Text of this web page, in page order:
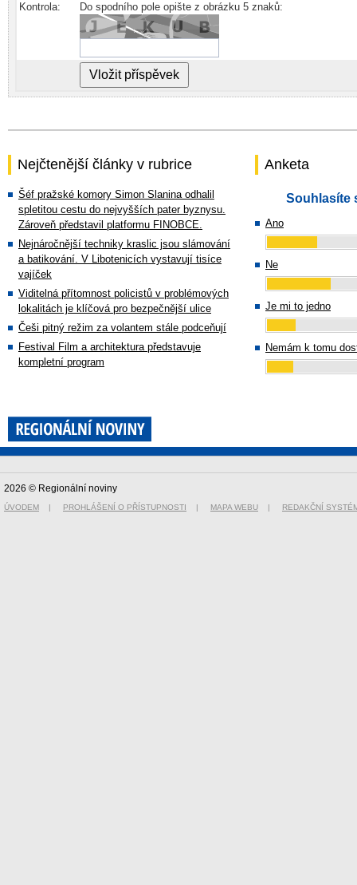
Kontrola: Do spodního pole opište z obrázku 5 znaků:
Nejčtenější články v rubrice
Šéf pražské komory Simon Slanina odhalil
spletitou cestu do nejvyšších pater byznysu.
Zároveň představil platformu FINOBCE.
Nejnáročnější techniky kraslic jsou slámování
a batikování. V Libotenicích vystavují tisíce
vajíček
Viditelná přítomnost policistů v problémových
lokalitách je klíčová pro bezpečnější ulice
Češi pitný režim za volantem stále podceňují
Festival Film a architektura představuje
kompletní program
Anketa
Souhlasíte
Ano
Ne
Je mi to jedno
Nemám k tomu
2026 © Regionální noviny
ÚVODEM | PROHLÁŠENÍ O PŘÍSTUPNOSTI | MAPA WEBU | REDAKČNÍ